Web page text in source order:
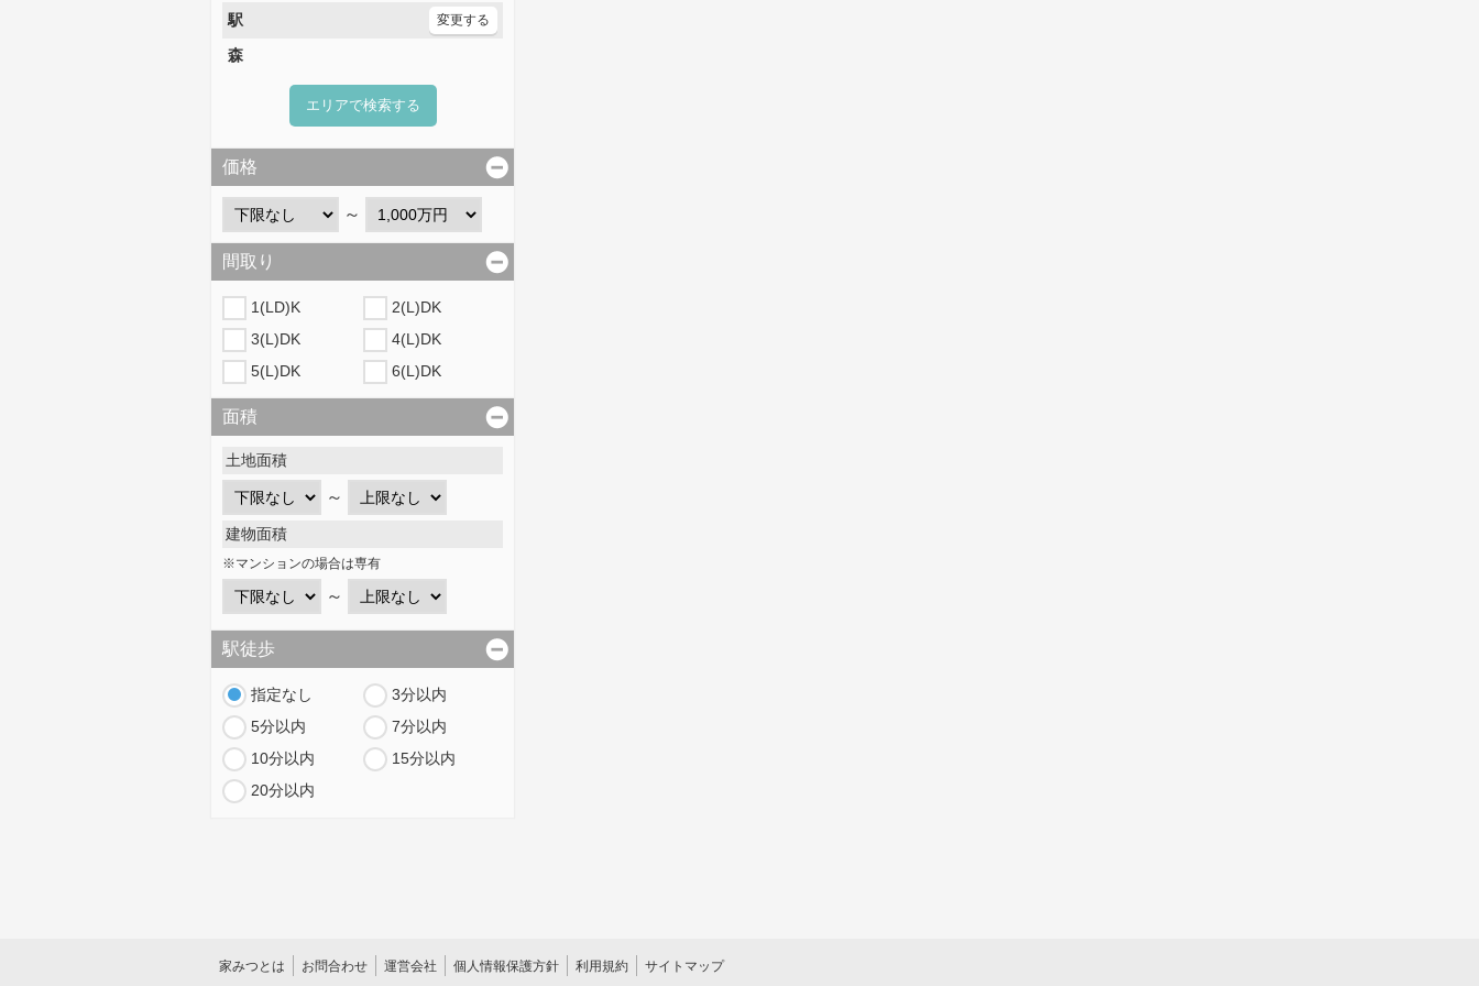
駅
変更する
森
エリアで検索する
価格
～
間取り
1(LD)K
2(L)DK
3(L)DK
4(L)DK
5(L)DK
6(L)DK
面積
土地面積
～
建物面積
※マンションの場合は専有
～
駅徒歩
指定なし
3分以内
5分以内
7分以内
10分以内
15分以内
20分以内
家みつとは お問合わせ 運営会社 個人情報保護方針 利用規約 サイトマップ